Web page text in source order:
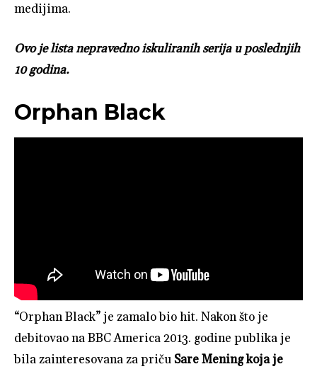
medijima.
Ovo je lista nepravedno iskuliranih serija u poslednjih
10 godina.
Orphan Black
“Orphan Black” je zamalo bio hit. Nakon što je
debitovao na BBC America 2013. godine publika je
bila zainteresovana za pričuSare Mening koja je